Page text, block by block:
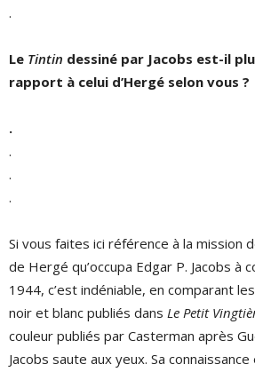
.
Le Tintin dessiné par Jacobs est-il
rapport à celui d’Hergé selon vous ?
.
.
.
.
Si vous faites ici référence à la mission
de Hergé qu’occupa Edgar P. Jacobs à
1944, c’est indéniable, en comparant
noir et blanc publiés dans Le Petit
couleur publiés par Casterman après
Jacobs saute aux yeux. Sa